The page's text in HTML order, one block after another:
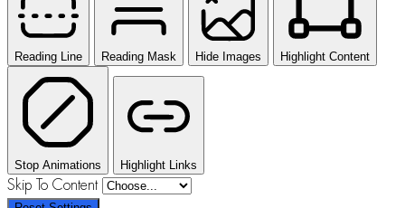
Reading Line Reading Mask Hide Images Highlight Content
Stop Animations Highlight Links
Skip To Content